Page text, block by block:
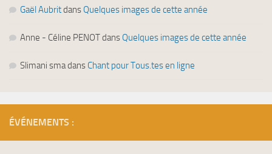
Gaël Aubritdans Quelques images de cette année
Anne - Céline PENOTdans Quelques images de cette année
Slimani smadans Chant pour Tous.tes en ligne
ÉVÉNEMENTS :